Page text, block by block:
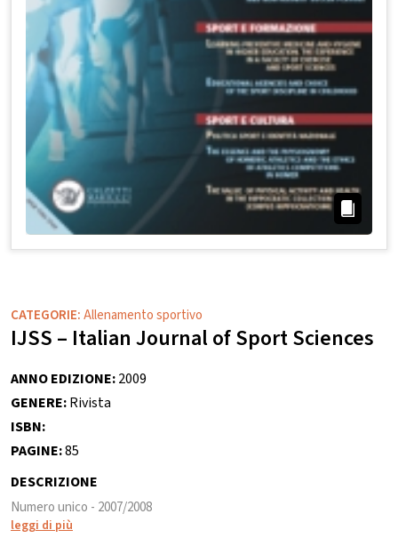
CATEGORIE:Allenamento sportivo
IJSS – Italian Journal of Sport Sciences
ANNO EDIZIONE:2009
GENERE:Rivista
ISBN:
PAGINE:85
DESCRIZIONE
Numero unico - 2007/2008
leggi di più